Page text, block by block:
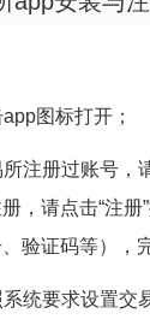
图标打开；
注册过账号，
，请点击“注册
验证码等），
统要求设置交